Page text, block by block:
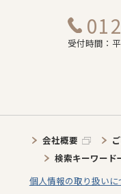
受付時間：
会社概要
検索キーワード
個人情報の取り扱いに